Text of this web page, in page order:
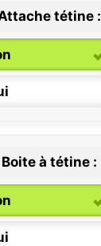
0 / 6 mois
36 mois
tétine :
à tétine :